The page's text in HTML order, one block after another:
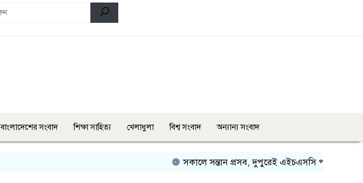
বাংলাদেশের সংবাদ শিক্ষা সাহিত্য খেলাধুলা বিশ্ব সংবাদ অন্যান্য সংবাদ
সকালে সন্তান প্রসব, দুপুরেই এইচএসসি পরীক্ষায় অংশ নিলেন মা